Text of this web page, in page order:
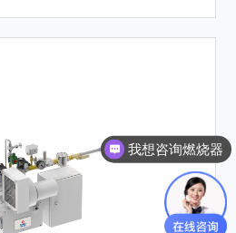
低温加热应用，如热风烘箱、工
我想咨询燃烧器